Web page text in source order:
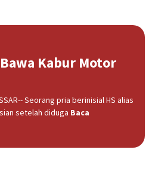
Kabur Motor
Seorang pria berinisial HS alias
setelah diduga Baca